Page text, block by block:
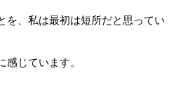
を、私は最初は短所だと思ってい
感じています。